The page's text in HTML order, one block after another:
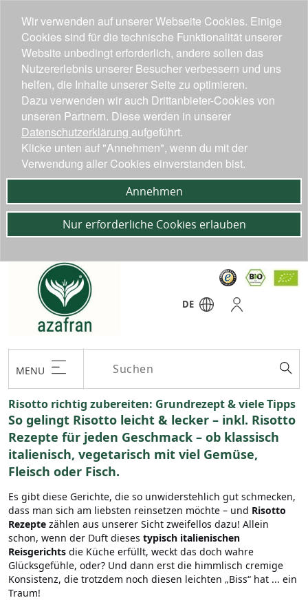
DE
MENU
Risotto richtig zubereiten: Grundrezept & viele Tipps
So gelingt Risotto leicht & lecker – inkl. Risotto
Rezepte für jeden Geschmack – ob klassisch
italienisch, vegetarisch mit viel Gemüse,
Fleisch oder Fisch.
Es gibt diese Gerichte, die so unwiderstehlich gut schmecken,
dass man sich am liebsten reinsetzen möchte – und Risotto
Rezepte zählen aus unserer Sicht zweifellos dazu! Allein
schon, wenn der Duft dieses typisch italienischen
Reisgerichts die Küche erfüllt, weckt das doch wahre
Glücksgefühle, oder? Und dann erst die himmlisch cremige
Konsistenz, die trotzdem noch diesen leichten „Biss“ hat ... ein
Traum!
Wir verwenden auf unserer Webseite Cookies. Einige
Cookies sind für die technische Funktionalität unserer
Website unbedingt erforderlich, andere sollen das
Nutzererlebnis unserer Besucher verbessern und uns
helfen, die Inhalte unserer Seite zu optimieren.
Dazu verwenden wir auch Drittanbieter-Cookies von
unseren Partnern. Diese werden in unserer
Datenschutzerklärung aufgeführt.
Klicke unten auf "Annehmen", wenn du mit der
Verwendung aller Cookies einverstanden bist.
Annehmen
Nur erforderliche Cookies erlauben